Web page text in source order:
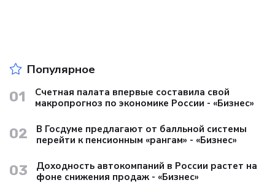
Популярное
01
Счетная палата впервые составила свой
макропрогноз по экономике России - «Бизнес»
02
В Госдуме предлагают от балльной системы
перейти к пенсионным «рангам» - «Бизнес»
03
Доходность автокомпаний в России растет на
фоне снижения продаж - «Бизнес»